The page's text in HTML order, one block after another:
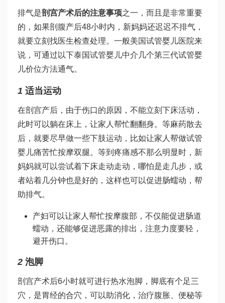
排气是剖宫产术后的注意事项之一，而且是非常重要
的，如果剖腹产后48小时内，新妈妈还迟迟不排气，
就要立刻找医生检查处理。一般美国试管婴儿医院来
说，可通过以下泰国试管婴儿中介几个第三代试管婴
儿价位方法通气。
1 适当运动
在剖宫产后，由于伤口的原因，不能立刻下床活动，
此时可以躺在床上，让家人帮忙翻翻身。等麻药散去
后，就要尽早做一些下肢运动，比如让家人帮做试管
婴儿痛苦忙按摩双腿。等到疼痛感不那么明显时，新
妈妈就可以尝试着下床走动走动，哪怕是走几步，或
者站着几分钟也是好的，这样也可以促进肠蠕动，帮
助排气。
产妇可以让家人帮忙按摩腹部，不仅能促进肠道
蠕动，还能够促进恶露的排出，注意力度要轻，
避开伤口。
2 泡脚
剖宫产术后6小时就可进行热水泡脚，脚底有个足三
穴，是胃经的合穴，可以助消化，治疗腹胀、便秘等